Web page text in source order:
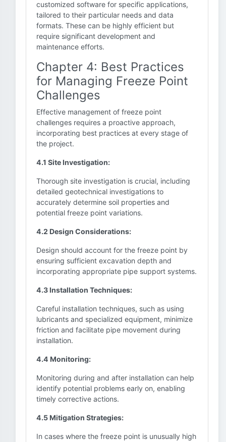
customized software for specific applications,
tailored to their particular needs and data
formats. These can be highly efficient but
require significant development and
maintenance efforts.
Chapter 4: Best Practices
for Managing Freeze Point
Challenges
Effective management of freeze point
challenges requires a proactive approach,
incorporating best practices at every stage of
the project.
4.1 Site Investigation:
Thorough site investigation is crucial, including
detailed geotechnical investigations to
accurately determine soil properties and
potential freeze point variations.
4.2 Design Considerations:
Design should account for the freeze point by
ensuring sufficient excavation depth and
incorporating appropriate pipe support systems.
4.3 Installation Techniques:
Careful installation techniques, such as using
lubricants and specialized equipment, minimize
friction and facilitate pipe movement during
installation.
4.4 Monitoring:
Monitoring during and after installation can help
identify potential problems early on, enabling
timely corrective actions.
4.5 Mitigation Strategies:
In cases where the freeze point is unusually high